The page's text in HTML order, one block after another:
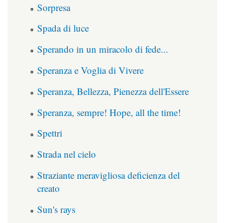
Sorpresa
Spada di luce
Sperando in un miracolo di fede...
Speranza e Voglia di Vivere
Speranza, Bellezza, Pienezza dell'Essere
Speranza, sempre! Hope, all the time!
Spettri
Strada nel cielo
Straziante meravigliosa deficienza del
creato
Sun's rays